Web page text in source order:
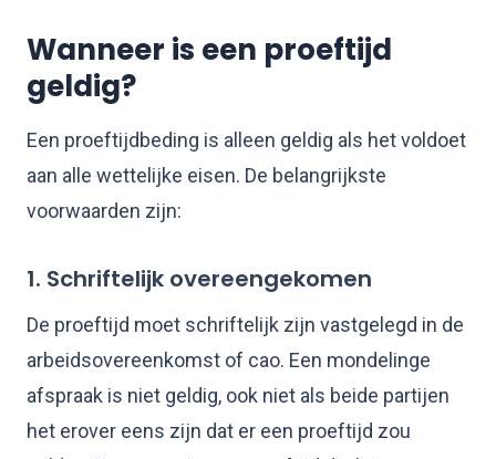
Wanneer is een proeftijd
geldig?
Een proeftijdbeding is alleen geldig als het voldoet
aan alle wettelijke eisen. De belangrijkste
voorwaarden zijn:
1. Schriftelijk overeengekomen
De proeftijd moet schriftelijk zijn vastgelegd in de
arbeidsovereenkomst of cao. Een mondelinge
afspraak is niet geldig, ook niet als beide partijen
het erover eens zijn dat er een proeftijd zou